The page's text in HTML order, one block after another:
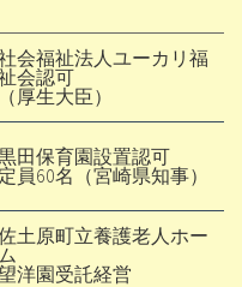
会福祉法人ユーカリ福
会認可
（厚生大臣）
田保育園設置認可
定員60名（宮崎県知事）
土原町立養護老人ホー
ム
洋園受託経営